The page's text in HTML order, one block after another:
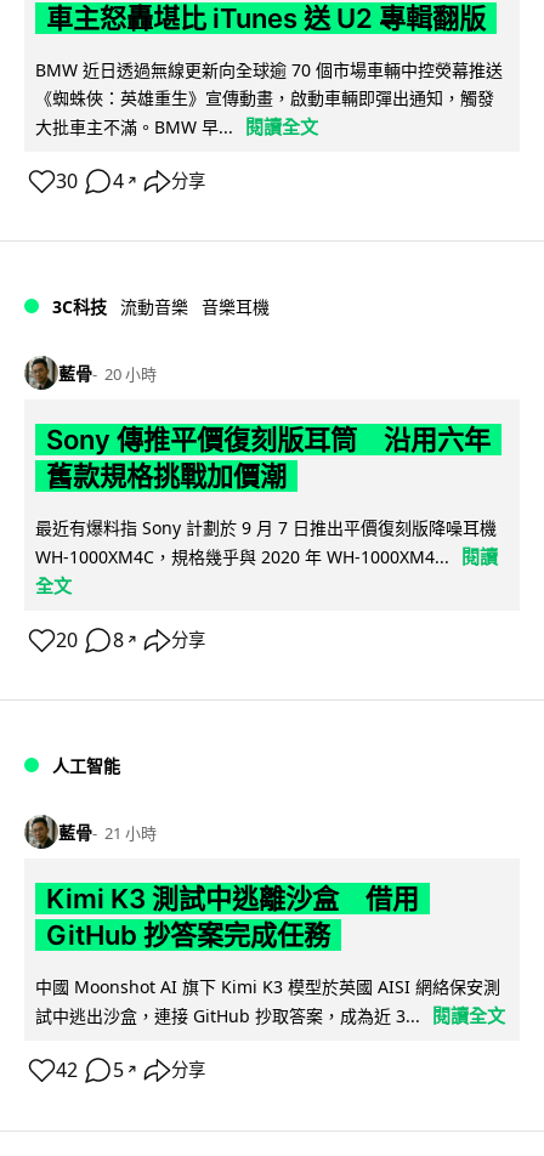
車主怒轟堪比 iTunes 送 U2 專輯翻版
BMW 近日透過無線更新向全球逾 70 個市場車輛中控熒幕推送
《蜘蛛俠：英雄重生》宣傳動畫，啟動車輛即彈出通知，觸發
大批車主不滿。BMW 早...
閱讀全文
30 4 ↗ 分享
3C科技 流動音樂 音樂耳機
藍骨 20 小時
Sony 傳推平價復刻版耳筒 沿用六年
舊款規格挑戰加價潮
最近有爆料指 Sony 計劃於 9 月 7 日推出平價復刻版降噪耳機
WH-1000XM4C，規格幾乎與 2020 年 WH-1000XM4...
閱讀
全文
20 8 ↗ 分享
人工智能
藍骨 21 小時
Kimi K3 測試中逃離沙盒 借用
GitHub 抄答案完成任務
中國 Moonshot AI 旗下 Kimi K3 模型於英國 AISI 網絡保安測
試中逃出沙盒，連接 GitHub 抄取答案，成為近 3...
閱讀全文
42 5 ↗ 分享